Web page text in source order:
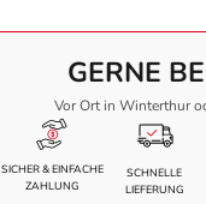
GERNE
Vor Ort in Winterthur
SICHER & EINFACHE
ZAHLUNG
SCHNELLE
LIEFERUNG